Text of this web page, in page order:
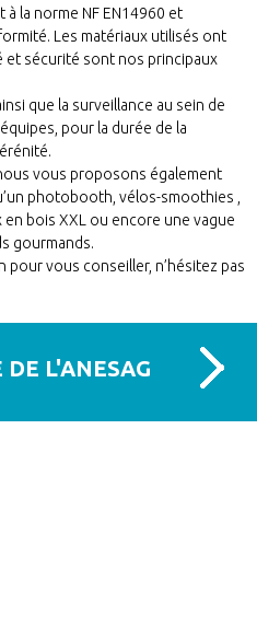
la norme NF EN14960 et
Les matériaux utilisés ont
et sécurité sont nos principaux
que la surveillance au sein de
pour la durée de la
vous proposons également
photobooth, vélos-smoothies ,
bois XXL ou encore une vague
gourmands.
vous conseiller, n’hésitez pas
L'ANESAG